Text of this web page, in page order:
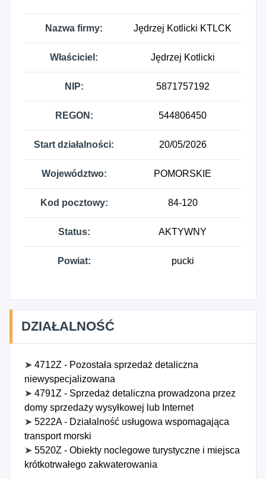
Nazwa firmy: Jędrzej Kotlicki KTLCK
Właściciel: Jędrzej Kotlicki
NIP: 5871757192
REGON: 544806450
Start działalności: 20/05/2026
Województwo: POMORSKIE
Kod pocztowy: 84-120
Status: AKTYWNY
Powiat: pucki
DZIAŁALNOŚĆ
➤ 4712Z - Pozostała sprzedaż detaliczna
niewyspecjalizowana
➤ 4791Z - Sprzedaż detaliczna prowadzona przez
domy sprzedaży wysyłkowej lub Internet
➤ 5222A - Działalność usługowa wspomagająca
transport morski
➤ 5520Z - Obiekty noclegowe turystyczne i miejsca
krótkotrwałego zakwaterowania